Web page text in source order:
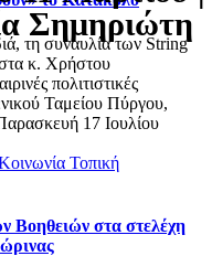
τη συναυλία των String
κ. Χρήστου
πολιτιστικές
Ταμείου Πύργου,
17 Ιουλίου
Τοπική
Βοηθειών στα στελέχη
Σημηριώτη